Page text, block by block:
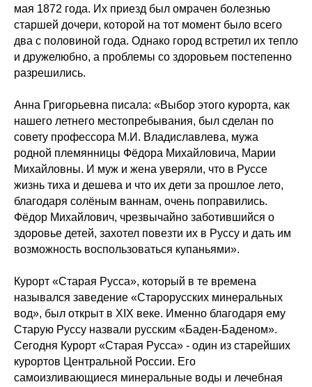
мая 1872 года. Их приезд был омрачен болезнью
старшей дочери, которой на тот момент было всего
два с половиной года. Однако город встретил их тепло
и дружелюбно, а проблемы со здоровьем постепенно
разрешились.
Анна Григорьевна писала: «Выбор этого курорта, как
нашего летнего местопребывания, был сделан по
совету профессора М.И. Владиславлева, мужа
родной племянницы Фёдора Михайловича, Марии
Михайловны. И муж и жена уверяли, что в Руссе
жизнь тиха и дешева и что их дети за прошлое лето,
благодаря солёным ваннам, очень поправились.
Фёдор Михайлович, чрезвычайно заботившийся о
здоровье детей, захотел повезти их в Руссу и дать им
возможность воспользоваться купаньями».
Курорт «Старая Русса», который в те времена
назывался заведение «Старорусских минеральных
вод», был открыт в XIX веке. Именно благодаря ему
Старую Руссу назвали русским «Баден-Баденом».
Сегодня Курорт «Старая Русса» - один из старейших
курортов Центральной России. Его
самоизливающиеся минеральные воды и лечебная